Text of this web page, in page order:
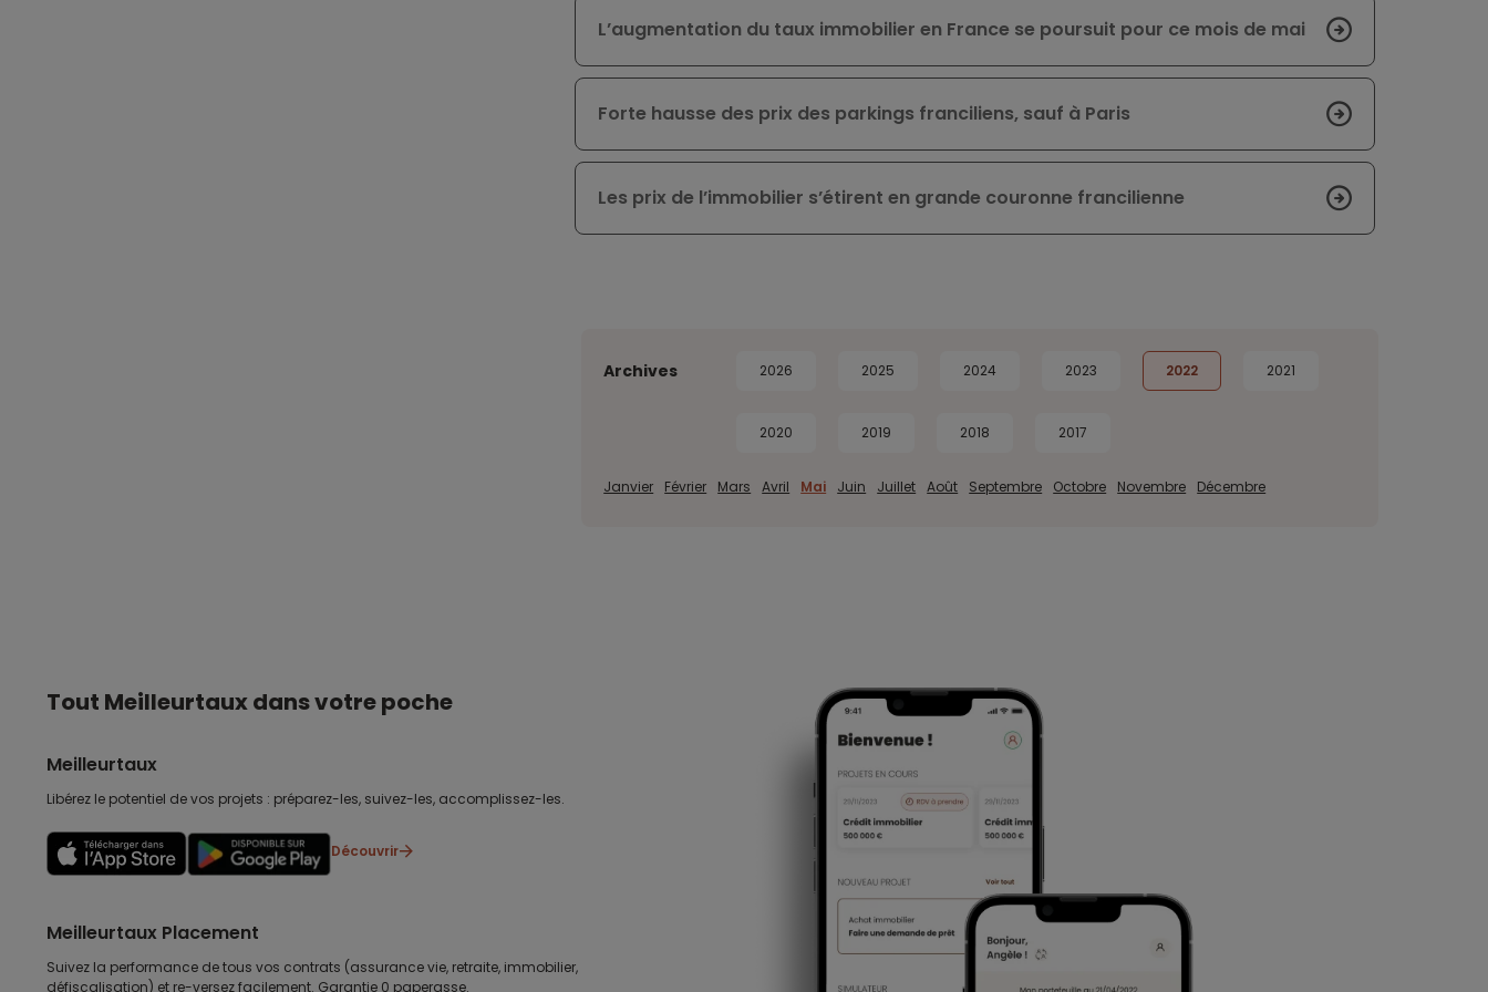
L’augmentation du taux immobilier en France se poursuit pour ce mois de mai
Forte hausse des prix des parkings franciliens, sauf à Paris
Les prix de l’immobilier s’étirent en grande couronne francilienne
Archives 2026 2025 2024 2023 2022 2021
2020 2019 2018 2017
Janvier Février Mars Avril Mai Juin Juillet Août Septembre Octobre Novembre Décembre
Tout Meilleurtaux dans votre poche
Meilleurtaux
Libérez le potentiel de vos projets : préparez-les, suivez-les, accomplissez-les.
Découvrir
Meilleurtaux Placement
Suivez la performance de tous vos contrats (assurance vie, retraite, immobilier,
défiscalisation) et re-versez facilement. Garantie 0 paperasse.